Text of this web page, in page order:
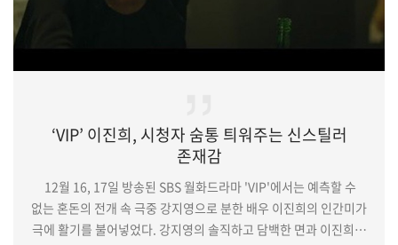
‘VIP’ 이진희, 시청자 숨통 틔워주는 신스틸러
존재감
12월 16, 17일 방송된 SBS 월화드라마 'VIP'에서는 예측할 수
없는 혼돈의 전개 속 극중 강지영으로 분한 배우 이진희의 인간미가
극에 활기를 불어넣었다. 강지영의 솔직하고 담백한 면과 이진희의